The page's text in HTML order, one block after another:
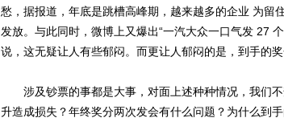
愁，据报道，年底是跳槽高峰期，越来越多的企业 为留
发放。与此同时，微博上又爆出“一汽大众一口气发 27
说，这无疑让人有些郁闷。而更让人郁闷的是，到手的奖
涉及钞票的事都是大事，对面上述种种情况，我们不
升造成损失？年终奖分两次发会有什么问题？为什么到